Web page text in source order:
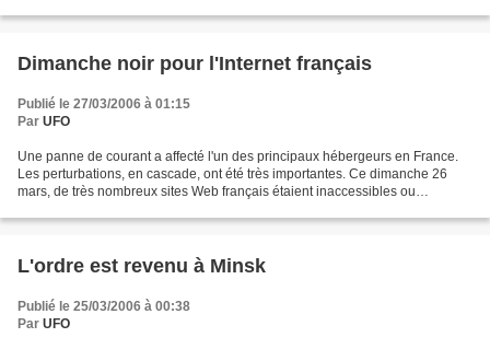
Dimanche noir pour l'Internet français
Publié le 27/03/2006 à 01:15
Par UFO
Une panne de courant a affecté l'un des principaux hébergeurs en France.
Les perturbations, en cascade, ont été très importantes. Ce dimanche 26
mars, de très nombreux sites Web français étaient inaccessibles ou
L'ordre est revenu à Minsk
Publié le 25/03/2006 à 00:38
Par UFO